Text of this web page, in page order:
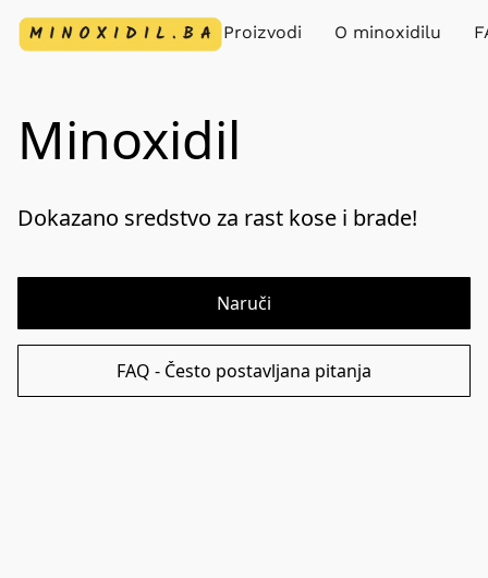
Proizvodi O minoxidilu
Minoxidil
Dokazano sredstvo za rast kose i brade!
Naruči
FAQ - Često postavljana pitanja